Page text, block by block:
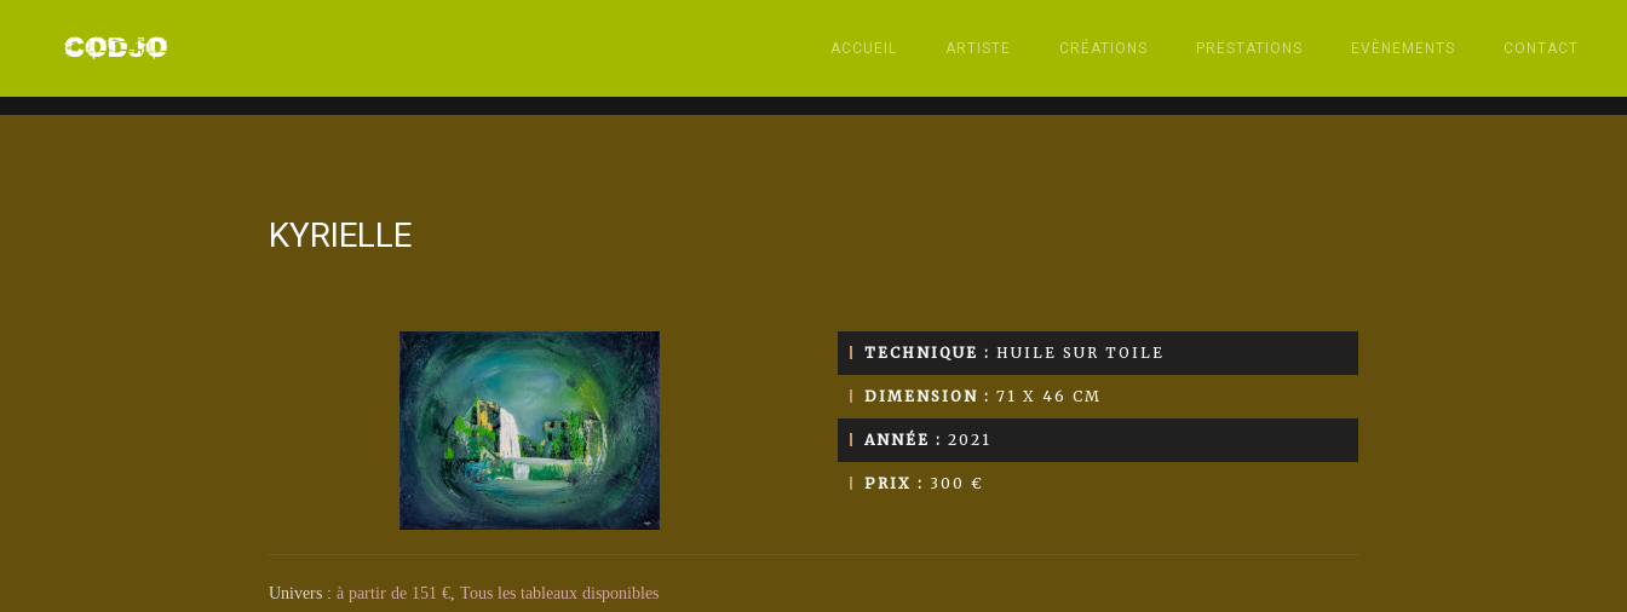
ACCUEIL ARTISTE CRÉATIONS PRESTATIONS EVÈNEMENTS CONTACT
KYRIELLE
TECHNIQUE : HUILE SUR TOILE
DIMENSION : 71 X 46 CM
ANNÉE : 2021
PRIX : 300 €
Univers : à partir de 151 €, Tous les tableaux disponibles